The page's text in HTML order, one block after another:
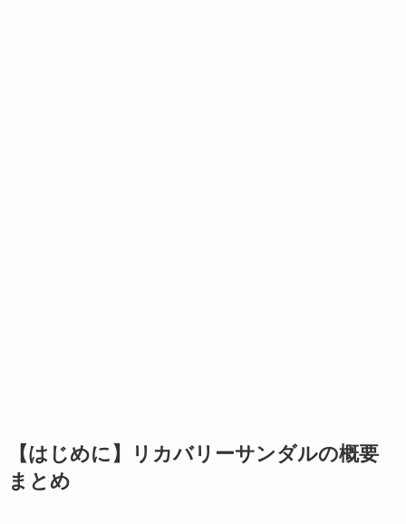
【はじめに】リカバリーサンダルの概要
まとめ